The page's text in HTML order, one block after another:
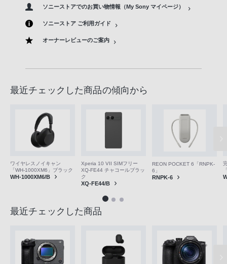
ソニーストアでのお買い物情報（My Sony マイページ）
ソニーストア ご利用ガイド
オーナーレビューのご案内
最近チェックした商品の傾向から
ワイヤレスノイキャン
「WH-1000XM6」ブラック
WH-1000XM6/B
Xperia 10 VII SIMフリー
XQ-FE44 チャコールブラッ
ク
XQ-FE44/B
REON POCKET 6「RNPK-
6」
RNPK-6
最近チェックした商品